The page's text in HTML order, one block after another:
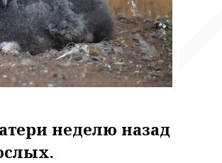
неделю назад